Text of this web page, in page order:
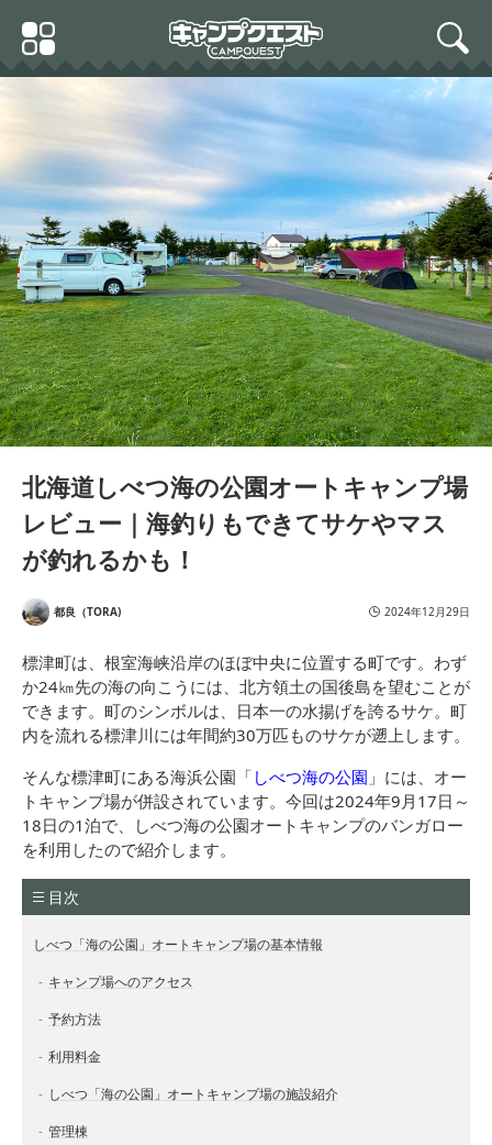
Primary
Menu
search
北海道しべつ海の公園オートキャンプ場
レビュー｜海釣りもできてサケやマス
が釣れるかも！
都良（TORA) 2024年12月29日
標津町は、根室海峡沿岸のほぼ中央に位置する町です。わず
か24㎞先の海の向こうには、北方領土の国後島を望むことが
できます。町のシンボルは、日本一の水揚げを誇るサケ。町
内を流れる標津川には年間約30万匹ものサケが遡上します。
そんな標津町にある海浜公園「 しべつ海の公園 」には、オー
トキャンプ場が併設されています。今回は2024年9月17日～
18日の1泊で、しべつ海の公園オートキャンプのバンガロー
を利用したので紹介します。
目次
しべつ「海の公園」オートキャンプ場の基本情報
キャンプ場へのアクセス
予約方法
利用料金
しべつ「海の公園」オートキャンプ場の施設紹介
管理棟